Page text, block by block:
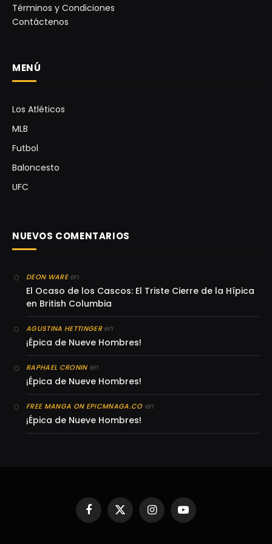
Términos y Condiciones
Contáctenos
MENÚ
Los Atléticos
MLB
Futbol
Baloncesto
UFC
NUEVOS COMENTARIOS
DEON WAREen
El Ocaso de los Cascos: El Triste Cierre de la Hípica
en British Columbia
AGUSTINA HETTINGERen
¡Épica de Nueve Hombres!
RAPHAEL CRONINen
¡Épica de Nueve Hombres!
FREE MANGA ON EPICMNAGA.COen
¡Épica de Nueve Hombres!
Facebook
X
(Twitter)
InstagramYouTube